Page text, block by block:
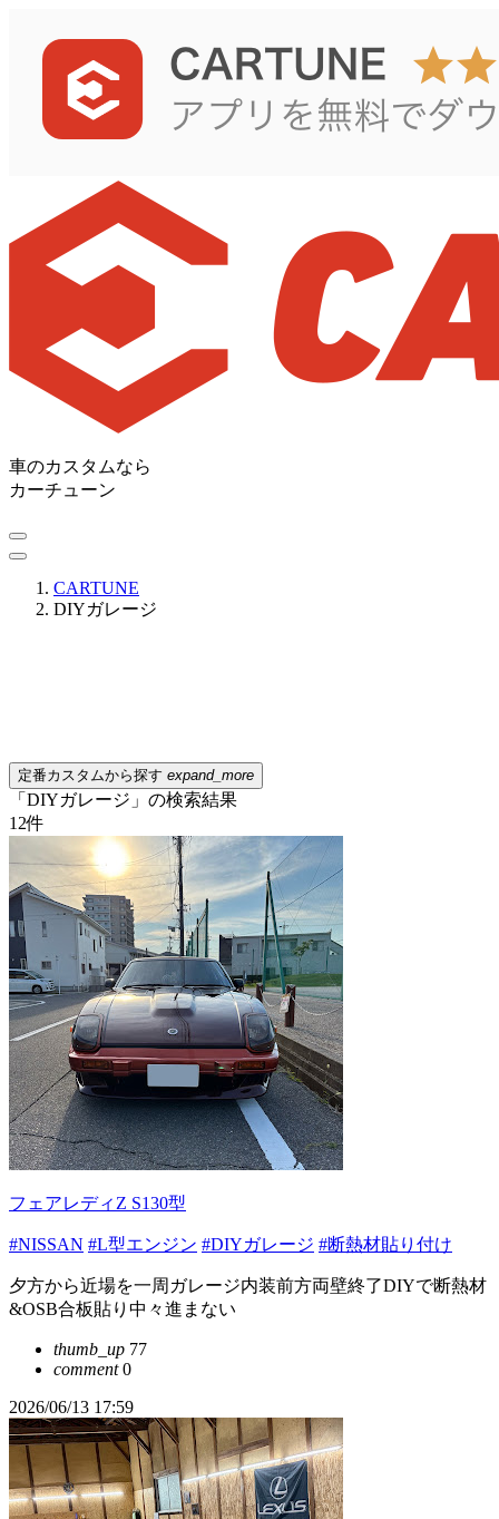
車のカスタムなら
カーチューン
CARTUNE
DIYガレージ
定番カスタムから探す expand_more
「DIYガレージ」の検索結果
12件
フェアレディZ S130型
#NISSAN #L型エンジン #DIYガレージ #断熱材貼り付け
夕方から近場を一周ガレージ内装前方両壁終了DIYで断熱材
&OSB合板貼り中々進まない
thumb_up 77
comment0
2026/06/13 17:59